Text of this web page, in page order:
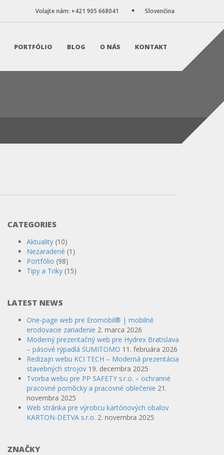
Volajte nám: +421 905 668041 Slovenčina
PORTFÓLIO BLOG O NÁS KONTAKT
CATEGORIES
Aktuality (10)
Nezaradené (1)
Portfólio (98)
Tipy a Triky (15)
LATEST NEWS
One-page web pre Eromobil® | mobilné
erodovacie zariadenie 2. marca 2026
Moderný prezentačný web pre Hydrex Bratislava
– pásové rýpadlá SUMITOMO 11. februára 2026
Redizajn webu KCI TECH – Moderná prezentácia
stavebných strojov 19. decembra 2025
Tvorba webu pre PP SAFETY s.r.o. – ochranné
pracovné pomôcky a pracovné oblečenie 21.
novembra 2025
Web stránka pre výrobcu kartónových obalov
KARTON-DETVA s.r.o. 2. novembra 2025
ZNAČKY